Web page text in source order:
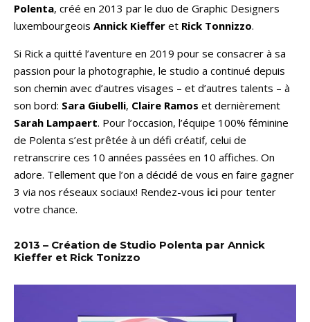
Polenta, créé en 2013 par le duo de Graphic Designers
luxembourgeois Annick Kieffer et Rick Tonnizzo.
Si Rick a quitté l’aventure en 2019 pour se consacrer à sa
passion pour la photographie, le studio a continué depuis
son chemin avec d’autres visages – et d’autres talents – à
son bord: Sara Giubelli, Claire Ramos et dernièrement
Sarah Lampaert. Pour l’occasion, l’équipe 100% féminine
de Polenta s’est prêtée à un défi créatif, celui de
retranscrire ces 10 années passées en 10 affiches. On
adore. Tellement que l’on a décidé de vous en faire gagner
3 via nos réseaux sociaux! Rendez-vous ici pour tenter
votre chance.
2013 – Création de Studio Polenta par Annick
Kieffer et Rick Tonizzo